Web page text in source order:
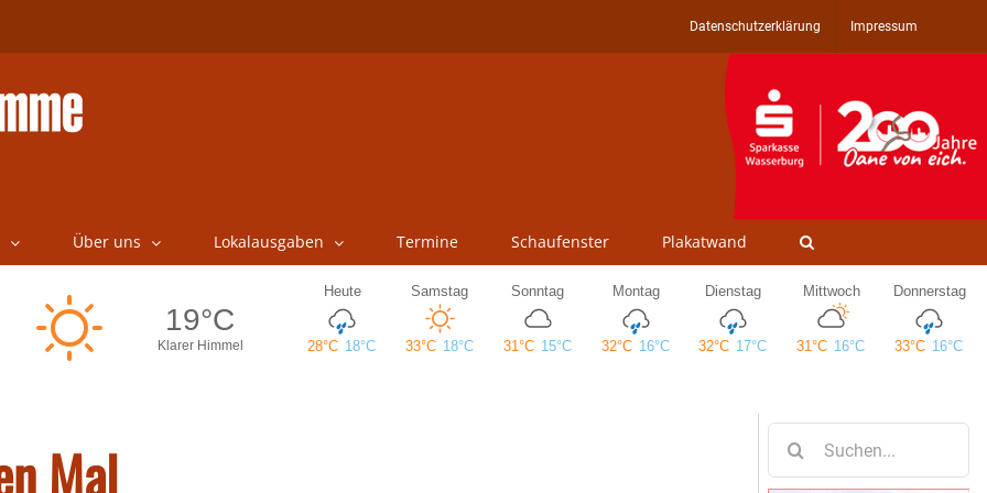
Datenschutzerklärung Impressum
Über uns Lokalausgaben Termine Schaufenster Plakatwand
Mal
nach: